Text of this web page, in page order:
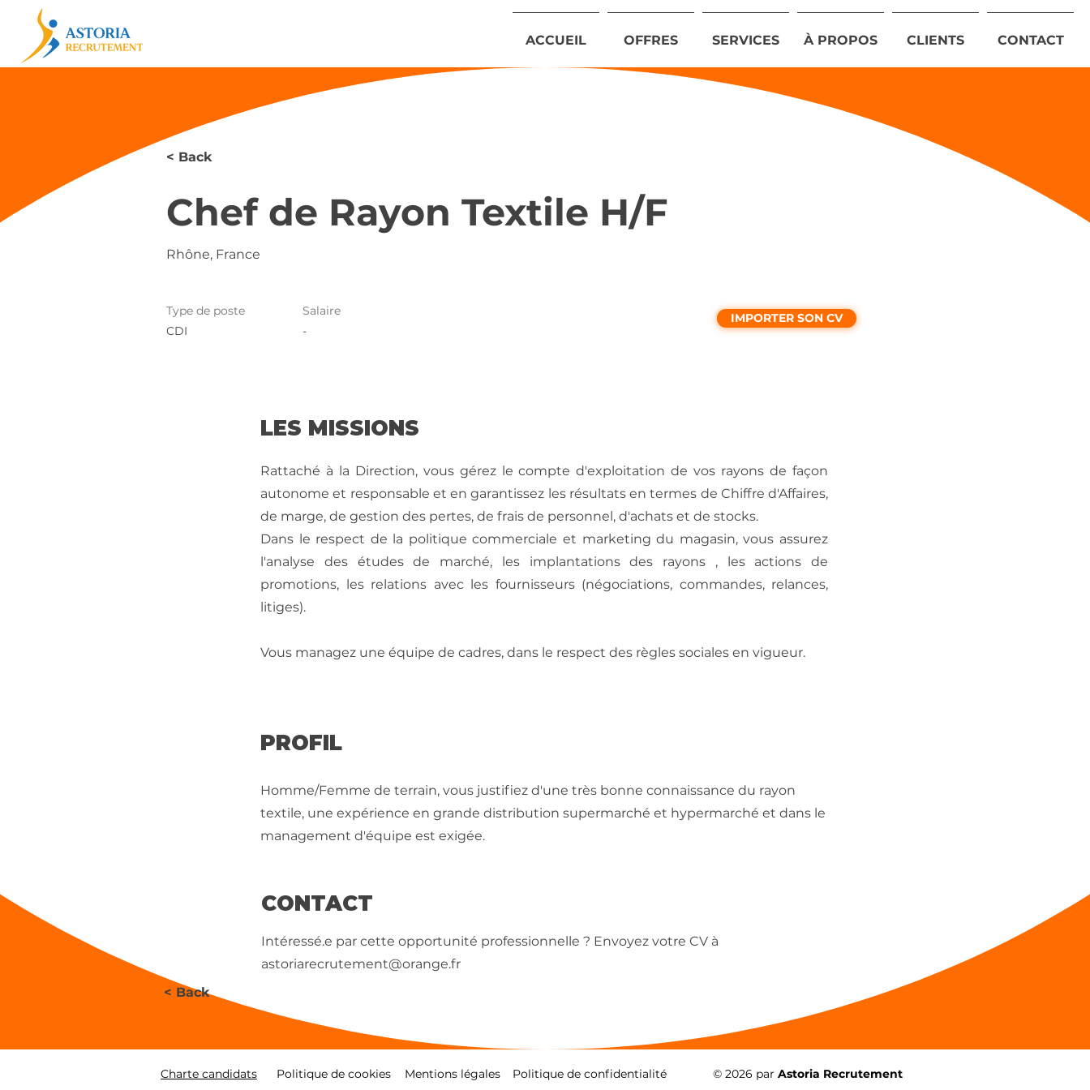
ACCUEIL OFFRES SERVICES À PROPOS CLIENTS CONTACT
< Back
Chef de Rayon Textile H/F
Rhône, France
Type de poste
CDI
Salaire
-
IMPORTER SON CV
LES MISSIONS
Rattaché à la Direction, vous gérez le compte d'exploitation de vos rayons de façon
autonome et responsable et en garantissez les résultats en termes de Chiffre d'Affaires,
de marge, de gestion des pertes, de frais de personnel, d'achats et de stocks.
Dans le respect de la politique commerciale et marketing du magasin, vous assurez
l'analyse des études de marché, les implantations des rayons , les actions de
promotions, les relations avec les fournisseurs (négociations, commandes, relances,
litiges).
Vous managez une équipe de cadres, dans le respect des règles sociales en vigueur.
PROFIL
Homme/Femme de terrain, vous justifiez d'une très bonne connaissance du rayon
textile, une expérience en grande distribution supermarché et hypermarché et dans le
management d'équipe est exigée.
CONTACT
Intéressé.e par cette opportunité professionnelle ? Envoyez votre CV à
astoriarecrutement@orange.fr
< Back
Charte candidats Politique de cookies Mentions légales Politique de confidentialité © 2026 par Astoria Recrutement